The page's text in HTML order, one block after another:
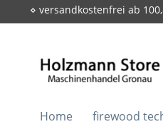
⋄ versandkostenfrei ab
Home firewood